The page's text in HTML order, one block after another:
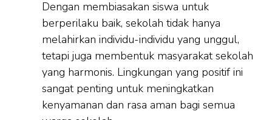
Dengan membiasakan siswa untuk
berperilaku baik, sekolah tidak hanya
melahirkan individu-individu yang unggul,
tetapi juga membentuk masyarakat sekolah
yang harmonis. Lingkungan yang positif ini
sangat penting untuk meningkatkan
kenyamanan dan rasa aman bagi semua